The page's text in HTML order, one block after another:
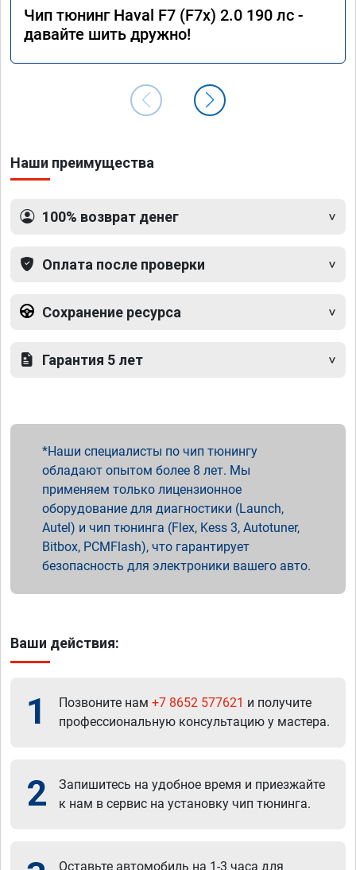
Чип тюнинг Haval F7 (F7x) 2.0 190 лс -
давайте шить дружно!
Наши преимущества
100% возврат денег
Оплата после проверки
Сохранение ресурса
Гарантия 5 лет
Наши специалисты по чип тюнингу
обладают опытом более 8 лет. Мы
применяем только лицензионное
оборудование для диагностики (Launch,
Autel) и чип тюнинга (Flex, Kess 3, Autotuner,
Bitbox, PCMFlash), что гарантирует
безопасность для электроники вашего авто.
Ваши действия:
1 Позвоните нам +7 8652 577621 и получите
профессиональную консультацию у мастера.
2
Запишитесь на удобное время и приезжайте
к нам в сервис на установку чип тюнинга.
Оставьте автомобиль на 1-3 часа для